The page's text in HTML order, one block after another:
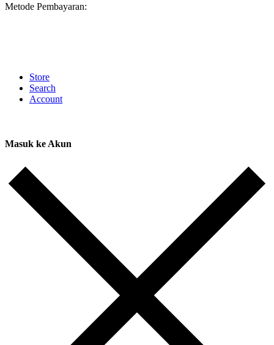
Metode Pembayaran:
Store
Search
Account
Masuk ke Akun